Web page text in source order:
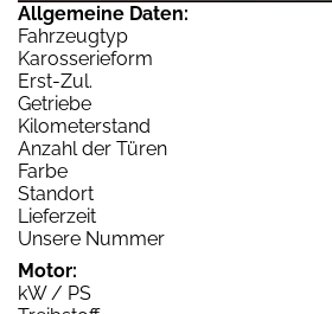
Allgemeine Daten:
Fahrzeugtyp
Karosserieform
Erst-Zul.
Getriebe
Kilometerstand
Anzahl der Türen
Farbe
Standort
Lieferzeit
Unsere Nummer
Motor:
kW / PS